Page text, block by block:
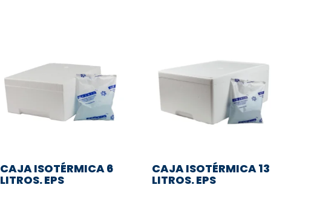
CAJA ISOTÉRMICA 6
LITROS. EPS
CAJA ISOTÉRMICA 13
LITROS. EPS